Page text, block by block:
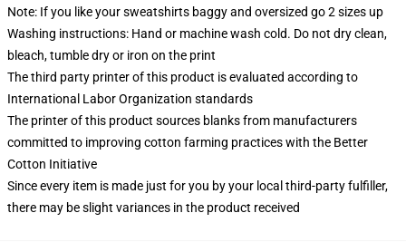
Note: If you like your sweatshirts baggy and oversized go 2 sizes up
Washing instructions: Hand or machine wash cold. Do not dry clean,
bleach, tumble dry or iron on the print
The third party printer of this product is evaluated according to
International Labor Organization standards
The printer of this product sources blanks from manufacturers
committed to improving cotton farming practices with the Better
Cotton Initiative
Since every item is made just for you by your local third-party fulfiller,
there may be slight variances in the product received